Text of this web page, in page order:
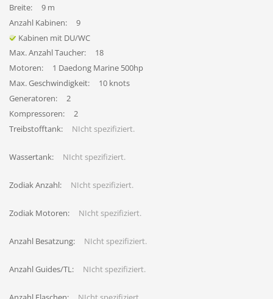
Breite:
9 m
Anzahl Kabinen:
9
Kabinen mit DU/WC
Max. Anzahl Taucher:
18
Motoren:
1 Daedong Marine 500hp
Max. Geschwindigkeit:
10 knots
Generatoren:
2
Kompressoren:
2
Treibstofftank:
NIcht spezifiziert.
Wassertank: NIcht spezifiziert.
Zodiak Anzahl: NIcht spezifiziert.
Zodiak Motoren: NIcht spezifiziert.
Anzahl Besatzung: NIcht spezifiziert.
Anzahl Guides/TL: NIcht spezifiziert.